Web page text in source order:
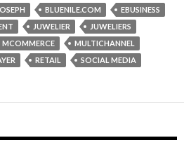
BLUENILE.COM
EBUSINESS
JUWELIER
JUWELIERS
MCOMMERCE
MULTICHANNEL
RETAIL SOCIAL MEDIA